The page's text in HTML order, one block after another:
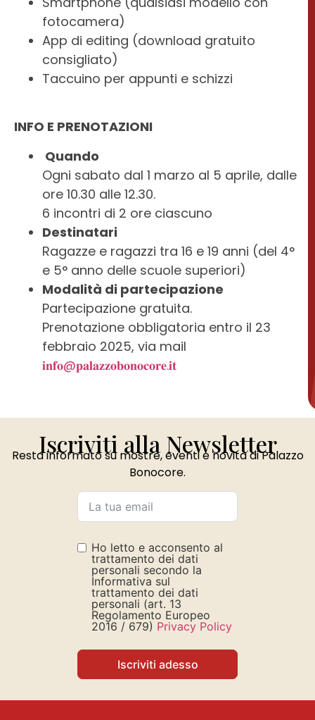
fotocamera)
App di editing (download gratuito
consigliato)
Taccuino per appunti e schizzi
INFO E PRENOTAZIONI
Quando
Ogni sabato dal 1 marzo al 5 aprile, dalle
ore 10.30 alle 12.30.
6 incontri di 2 ore ciascuno
Destinatari
Ragazze e ragazzi tra 16 e 19 anni (del 4°
e 5° anno delle scuole superiori)
Modalità di partecipazione
Partecipazione gratuita.
Prenotazione obbligatoria entro il 23
febbraio 2025, via mail
𝐢𝐧𝐟𝐨@𝐩𝐚𝐥𝐚𝐳𝐳𝐨𝐛𝐨𝐧𝐨𝐜𝐨𝐫𝐞.𝐢𝐭
Iscriviti alla Newsletter
Resta informato su mostre, eventi e novità di Palazzo
Bonocore.
Ho letto e acconsento al
trattamento dei dati
personali secondo la
Informativa sul
trattamento dei dati
personali (art. 13
Regolamento Europeo
2016 / 679) Privacy Policy
Iscriviti adesso